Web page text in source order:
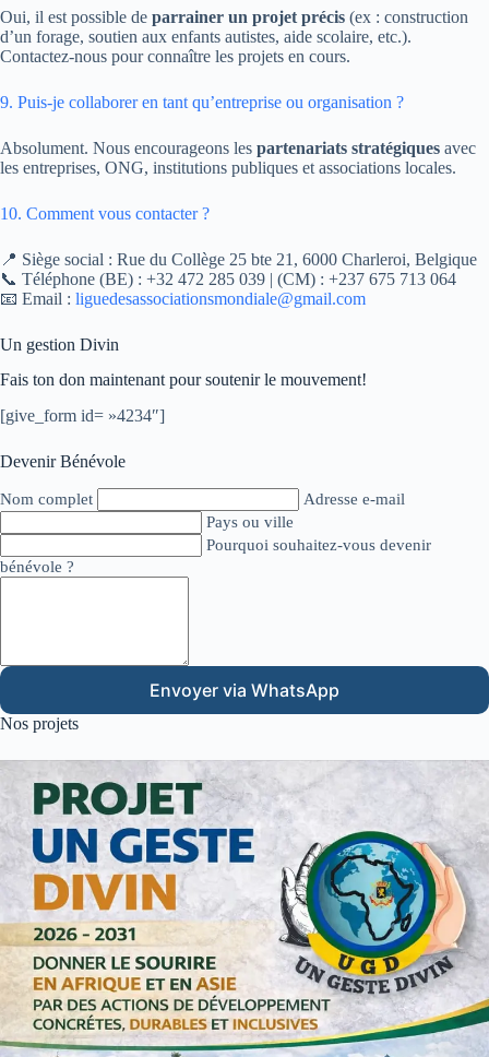
Oui, il est possible de parrainer un projet précis (ex : construction
d’un forage, soutien aux enfants autistes, aide scolaire, etc.).
Contactez-nous pour connaître les projets en cours.
9. Puis-je collaborer en tant qu’entreprise ou organisation ?
Absolument. Nous encourageons les partenariats stratégiques avec
les entreprises, ONG, institutions publiques et associations locales.
10. Comment vous contacter ?
📍 Siège social : Rue du Collège 25 bte 21, 6000 Charleroi, Belgique
📞 Téléphone (BE) : +32 472 285 039 | (CM) : +237 675 713 064
📧 Email : liguedesassociationsmondiale@gmail.com
Un gestion Divin
Fais ton don maintenant pour soutenir le mouvement!
[give_form id= »4234″]
Devenir Bénévole
Nom complet
Adresse e-mail
Pays ou ville
Pourquoi souhaitez-vous devenir
bénévole ?
Envoyer via WhatsApp
Nos projets